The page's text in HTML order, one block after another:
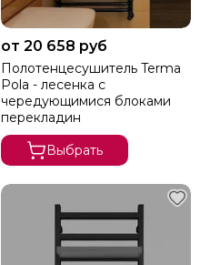
от 20 658 руб
Полотенцесушитель Terma
Pola - лесенка с
чередующимися блоками
перекладин
Выбрать